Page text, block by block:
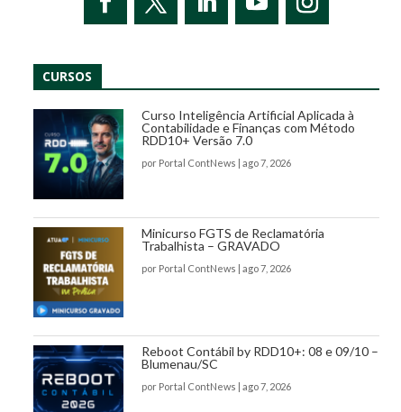
CURSOS
Curso Inteligência Artificial Aplicada à
Contabilidade e Finanças com Método
RDD10+ Versão 7.0
por Portal ContNews | ago 7, 2026
Minicurso FGTS de Reclamatória
Trabalhista – GRAVADO
por Portal ContNews | ago 7, 2026
Reboot Contábil by RDD10+: 08 e 09/10 –
Blumenau/SC
por Portal ContNews | ago 7, 2026